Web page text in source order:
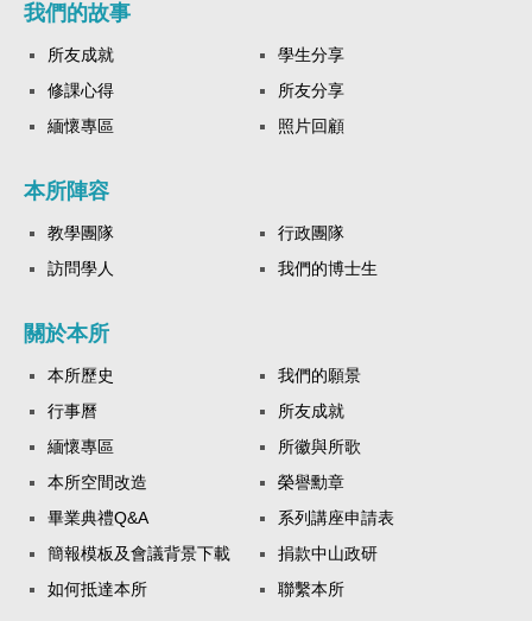
我們的故事
所友成就
學生分享
修課心得
所友分享
緬懷專區
照片回顧
本所陣容
教學團隊
行政團隊
訪問學人
我們的博士生
關於本所
本所歷史
我們的願景
行事曆
所友成就
緬懷專區
所徽與所歌
本所空間改造
榮譽勳章
畢業典禮Q&A
系列講座申請表
簡報模板及會議背景下載
捐款中山政研
如何抵達本所
聯繫本所